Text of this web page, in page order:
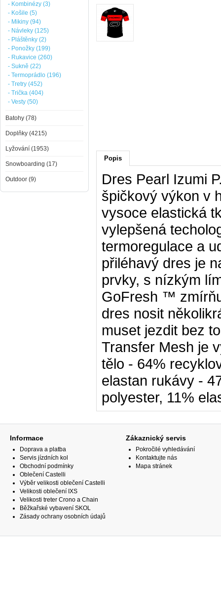
Popis
Dres Pearl Izumi
špičkový výkon v
vysoce elastická
vylepšená
termoregulace a
přiléhavý dres je
prvky, s nízkým
GoFresh ™
dres nosit
muset jezdit bez
Transfer Mesh je
tělo - 64%
elastan rukávy -
polyester, 11%
- Kombinézy (3)
- Košile (5)
- Mikiny (94)
- Návleky (125)
- Pláštěnky (2)
- Ponožky (199)
- Rukavice (260)
- Sukně (22)
- Termoprádlo (196)
- Tretry (452)
- Trička (404)
- Vesty (50)
Batohy (78)
Doplňky (4215)
Lyžování (1953)
Snowboarding (17)
Outdoor (9)
Informace
Doprava a platba
Servis jízdních kol
Obchodní podmínky
Oblečení Castelli
Výběr velikosti oblečení Castelli
Velikosti oblečení IXS
Velikosti treter Crono a Chain
Běžkařské vybavení SKOL
Zásady ochrany osobních údajů
Zákaznický servis
Pokročilé vyhledávání
Kontaktujte nás
Mapa stránek